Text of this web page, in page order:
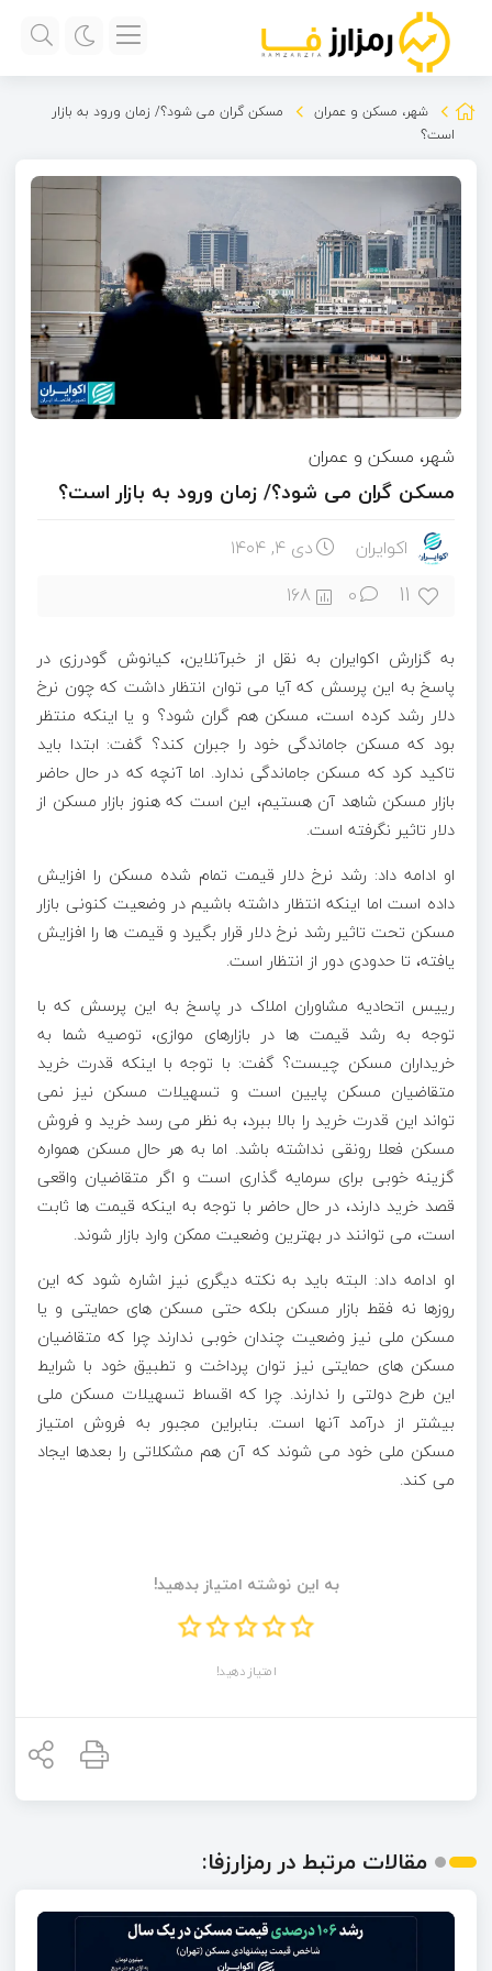
شهر، مسکن و عمران
مسکن گران می شود؟/ زمان ورود به بازار
است؟
شهر، مسکن و عمران
مسکن گران می شود؟/ زمان ورود به بازار است؟
اکوایران دی ۴, ۱۴۰۴
11
0
168
به گزارش اکوایران به نقل از خبرآنلاین، کیانوش گودرزی در
پاسخ به این پرسش که آیا می توان انتظار داشت که چون نرخ
دلار رشد کرده است، مسکن هم گران شود؟ و یا اینکه منتظر
بود که مسکن جاماندگی خود را جبران کند؟ گفت: ابتدا باید
تاکید کرد که مسکن جاماندگی ندارد. اما آنچه که در حال حاضر
بازار مسکن شاهد آن هستیم، این است که هنوز بازار مسکن از
دلار تاثیر نگرفته است.
او ادامه داد: رشد نرخ دلار قیمت تمام شده مسکن را افزایش
داده است اما اینکه انتظار داشته باشیم در وضعیت کنونی بازار
مسکن تحت تاثیر رشد نرخ دلار قرار بگیرد و قیمت ها را افزایش
یافته، تا حدودی دور از انتظار است.
رییس اتحادیه مشاوران املاک در پاسخ به این پرسش که با
توجه به رشد قیمت ها در بازارهای موازی، توصیه شما به
خریداران مسکن چیست؟ گفت: با توجه با اینکه قدرت خرید
متقاضیان مسکن پایین است و تسهیلات مسکن نیز نمی
تواند این قدرت خرید را بالا ببرد، به نظر می رسد خرید و فروش
مسکن فعلا رونقی نداشته باشد. اما به هر حال مسکن همواره
گزینه خوبی برای سرمایه گذاری است و اگر متقاضیان واقعی
قصد خرید دارند، در حال حاضر با توجه به اینکه قیمت ها ثابت
است، می توانند در بهترین وضعیت ممکن وارد بازار شوند.
او ادامه داد: البته باید به نکته دیگری نیز اشاره شود که این
روزها نه فقط بازار مسکن بلکه حتی مسکن های حمایتی و یا
مسکن ملی نیز وضعیت چندان خوبی ندارند چرا که متقاضیان
مسکن های حمایتی نیز توان پرداخت و تطبیق خود با شرایط
این طرح دولتی را ندارند. چرا که اقساط تسهیلات مسکن ملی
بیشتر از درآمد آنها است. بنابراین مجبور به فروش امتیاز
مسکن ملی خود می شوند که آن هم مشکلاتی را بعدها ایجاد
می کند.
به این نوشته امتیاز بدهید!
امتیاز دهید!
مقالات مرتبط در رمزارزفا: